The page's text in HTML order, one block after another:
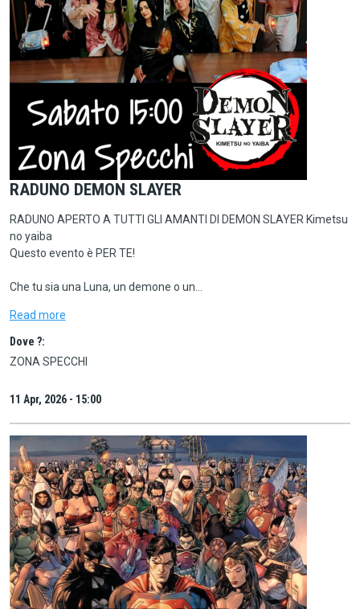
RADUNO DEMON SLAYER
RADUNO APERTO A TUTTI GLI AMANTI DI DEMON SLAYER Kimetsu
no yaiba
Questo evento è PER TE!
Che tu sia una Luna, un demone o un…
Read more
Dove ?:
ZONA SPECCHI
11 Apr, 2026 - 15:00